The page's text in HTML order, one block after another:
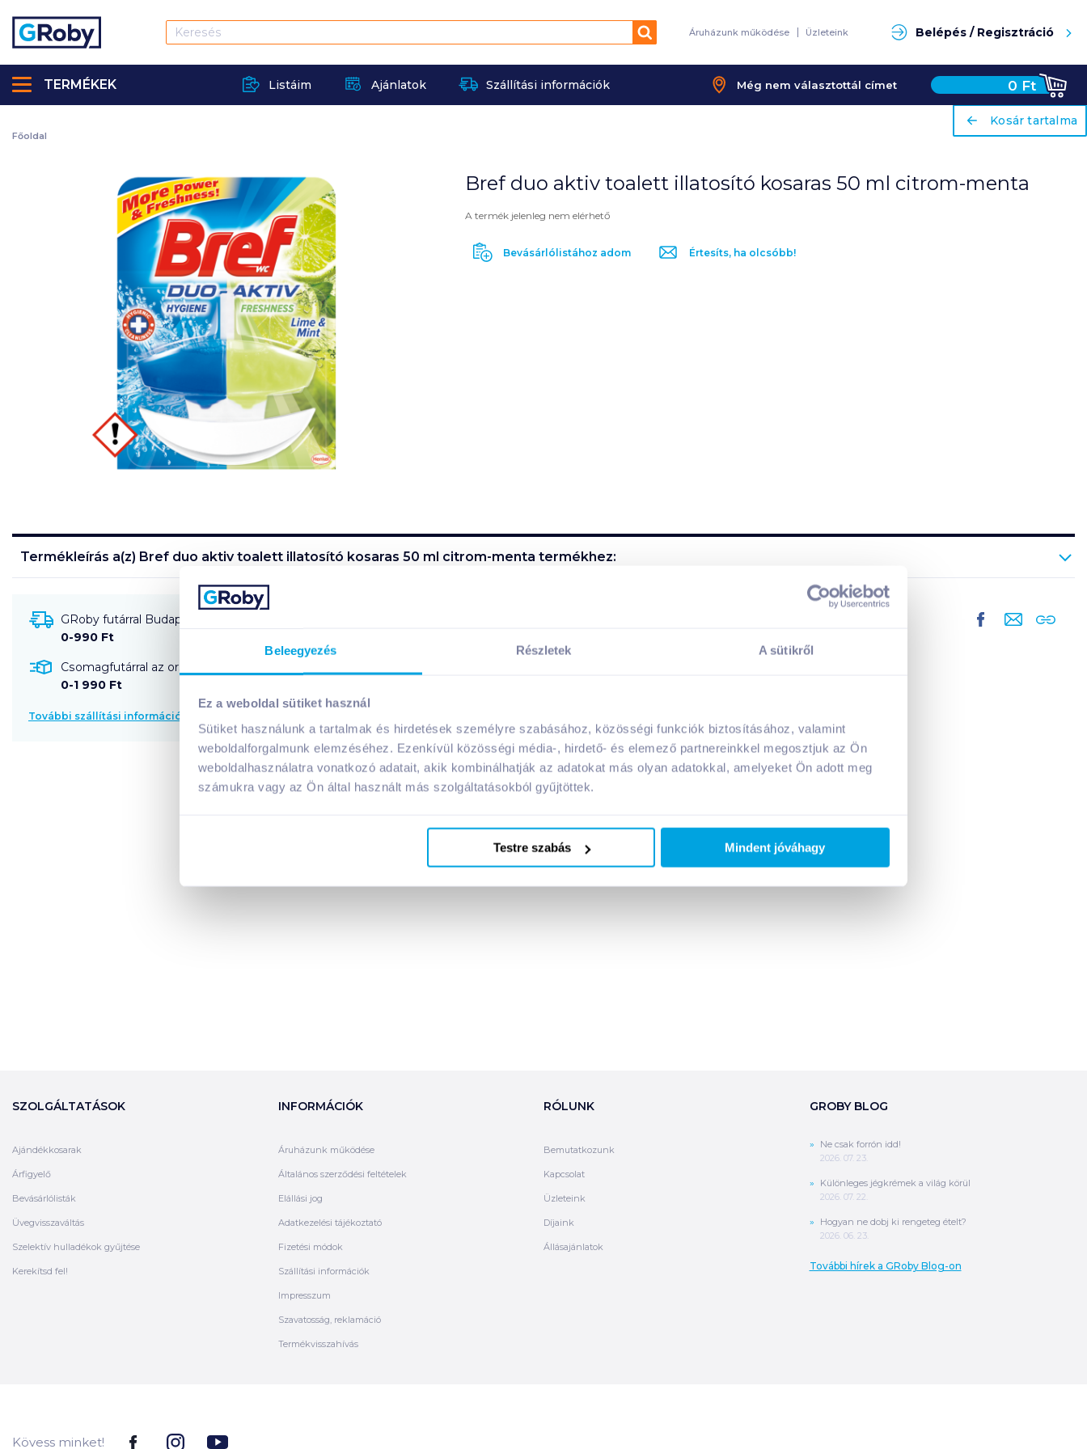
Beleegyezés Részletek A sütikről
Ez a weboldal sütiket használ
Sütiket használunk a tartalmak és hirdetések személyre szabásához, közösségi funkciók biztosításához, valamint
weboldalforgalmunk elemzéséhez. Ezenkívül közösségi média-, hirdető- és elemező partnereinkkel megosztjuk az Ön
weboldalhasználatra vonatkozó adatait, akik kombinálhatják az adatokat más olyan adatokkal, amelyeket Ön adott meg
számukra vagy az Ön által használt más szolgáltatásokból gyűjtöttek.
Testre szabás Mindent jóváhagy
Keresés Áruházunk működése Üzleteink Belépés / Regisztráció
Listáim Ajánlatok Szállítási információk Még nem választottál címet 0 Ft
TERMÉKEK
ariaLabel
Kosár tartalma
ariaLabelKosár tartalma
ÖSSZESEN
Főoldal
Bref duo aktiv toalett illatosító kosaras 50 ml citrom-menta
A termék jelenleg nem elérhető
Bevásárlólistához adom Értesíts, ha olcsóbb!
Termékleírás a(z) Bref duo aktiv toalett illatosító kosaras 50 ml citrom-menta termékhez:
GRoby futárral Budapestre és környékére szállítható
0-990 Ft
Csomagfutárral az ország egész területére szállítható!
0-1 990 Ft
További szállítási információk
SZOLGÁLTATÁSOK
Ajándékkosarak
Árfigyelő
Bevásárlólisták
Üvegvisszaváltás
Szelektív hulladékok gyűjtése
Kerekítsd fel!
INFORMÁCIÓK
Áruházunk működése
Általános szerződési feltételek
Elállási jog
Adatkezelési tájékoztató
Fizetési módok
Szállítási információk
Impresszum
Szavatosság, reklamáció
Termékvisszahívás
RÓLUNK
Bemutatkozunk
Kapcsolat
Üzleteink
Díjaink
Állásajánlatok
GROBY BLOG
Ne csak forrón idd!
2026. 07. 23.
Különleges jégkrémek a világ körül
2026. 07. 22.
Hogyan ne dobj ki rengeteg ételt?
2026. 06. 23.
További hírek a GRoby Blog-on
Kövess minket!